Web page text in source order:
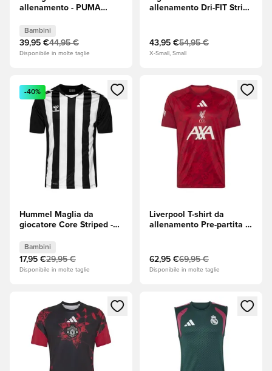
allenamento - PUMA
Bambini
Bambini
39,95 €44,95 €
Disponibile in molte taglie
allenamento Dri-FIT Strike
Blue/Obsidian/Bianco
43,95 €54,95 €
X-Small, Small
Apre una finestra modale per accedere o registrarsi come
-40%
Hummel Maglia da
giocatore Core Striped -
Bambini
17,95 €29,95 €
Disponibile in molte taglie
Apre una finestra modale
Liverpool T-shirt da
allenamento Pre-partita -
62,95 €69,95 €
Disponibile in molte taglie
Apre una finestra modale per accedere o registrarsi come
Apre una finestra modale